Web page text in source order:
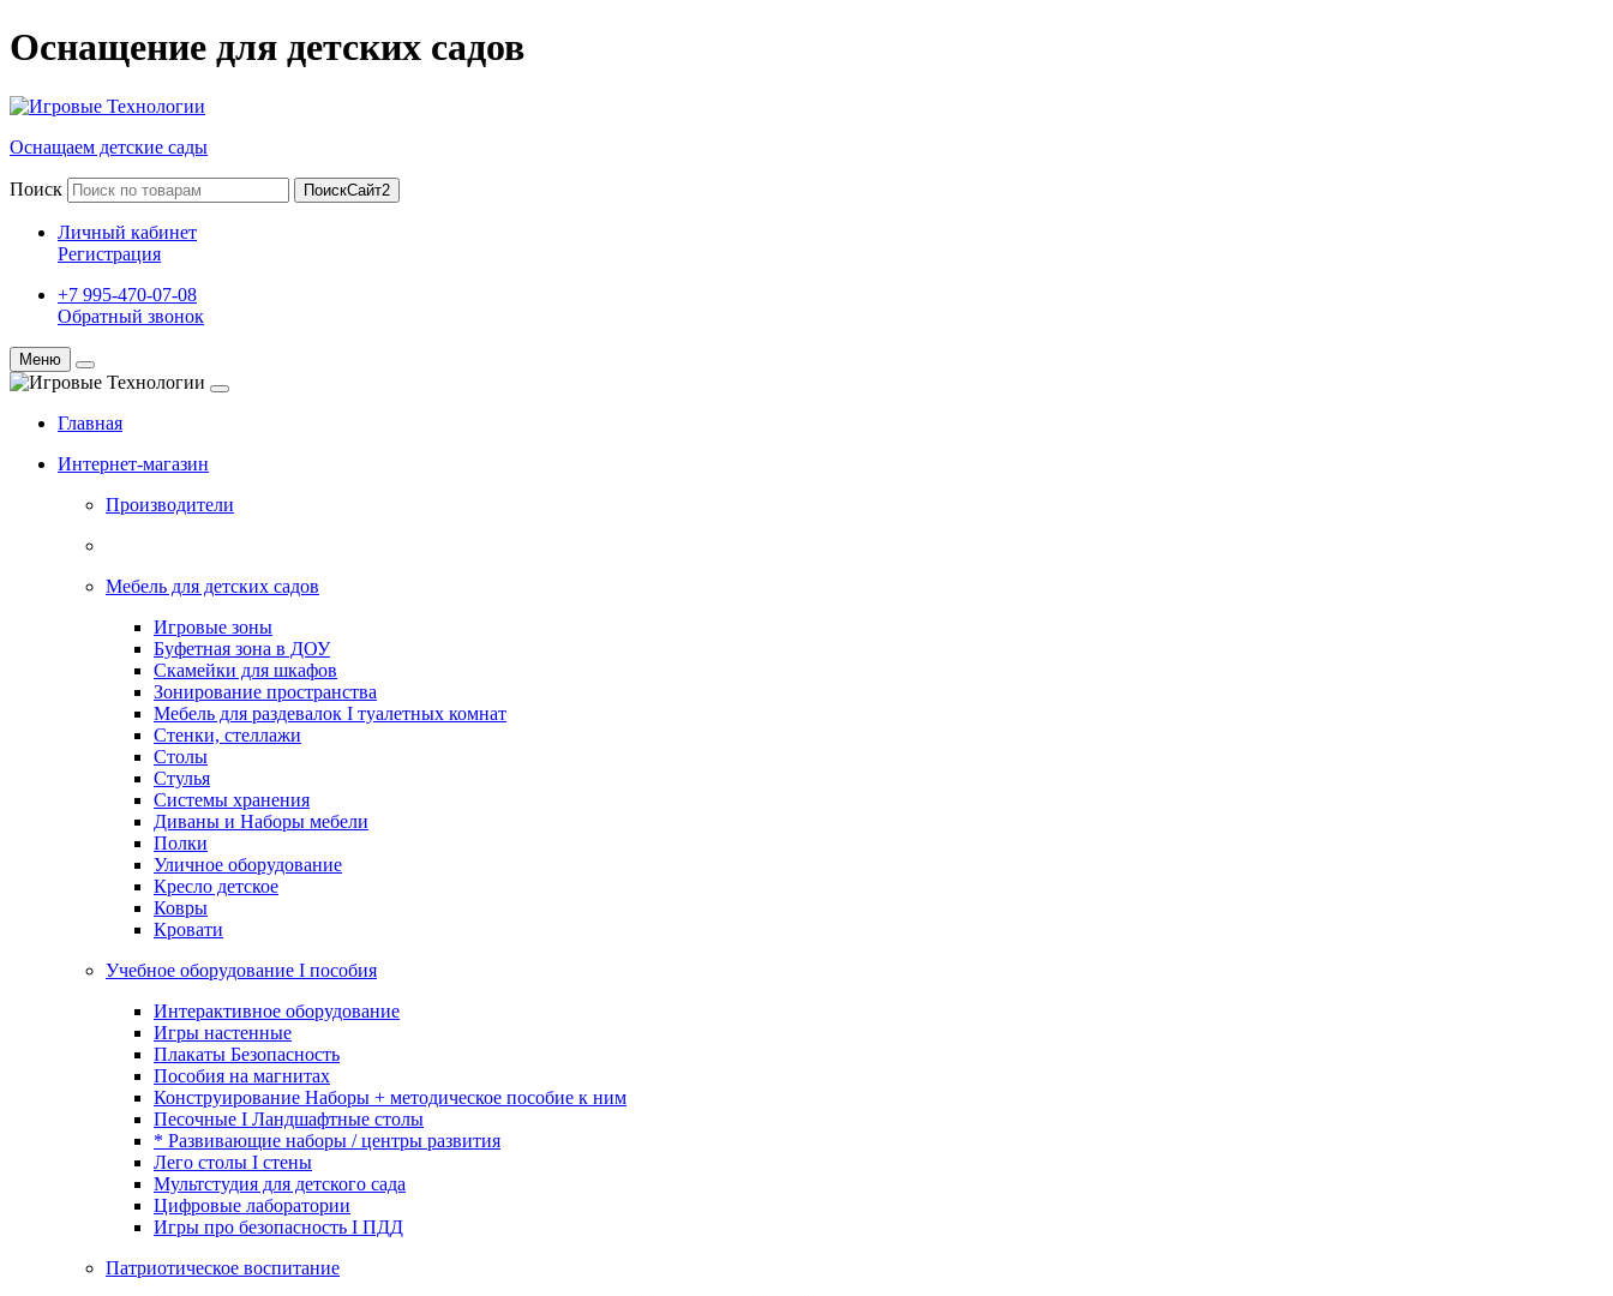
Оснащение для детских садов
Оснащаем детские сады
Поиск ПоискСайт2
Личный кабинет
Регистрация
+7 995-470-07-08
Обратный звонок
Меню
Главная
Интернет-магазин
Производители
Мебель для детских садов
Игровые зоны
Буфетная зона в ДОУ
Скамейки для шкафов
Зонирование пространства
Мебель для раздевалок I туалетных комнат
Стенки, стеллажи
Столы
Стулья
Системы хранения
Диваны и Наборы мебели
Полки
Уличное оборудование
Кресло детское
Ковры
Кровати
Учебное оборудование I пособия
Интерактивное оборудование
Игры настенные
Плакаты Безопасность
Пособия на магнитах
Конструирование Наборы + методическое пособие к ним
Песочные I Ландшафтные столы
* Развивающие наборы / центры развития
Лего столы I стены
Мультстудия для детского сада
Цифровые лаборатории
Игры про безопасность I ПДД
Патриотическое воспитание